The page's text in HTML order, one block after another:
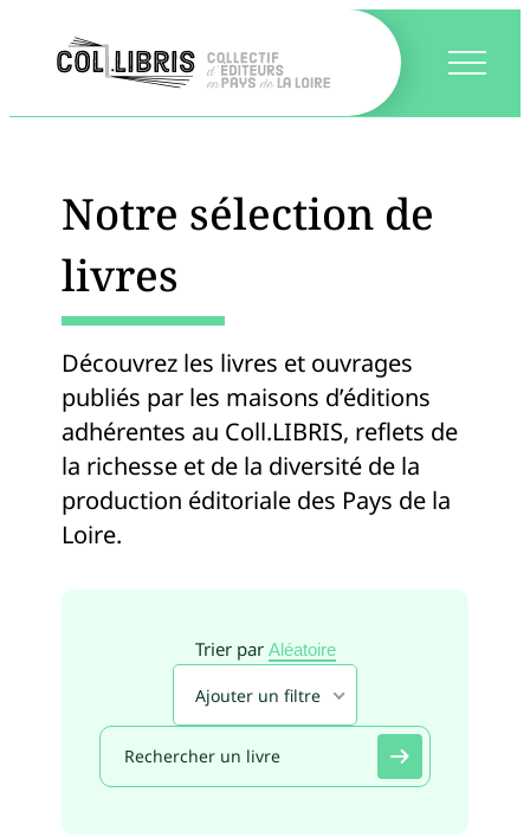
Notre sélection de
livres
Découvrez les livres et ouvrages
publiés par les maisons d’éditions
adhérentes au Coll.LIBRIS, reflets de
la richesse et de la diversité de la
production éditoriale des Pays de la
Loire.
Trier par Aléatoire
Ajouter un filtre